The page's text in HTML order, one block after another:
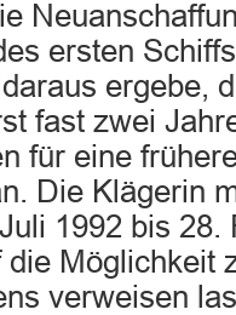
ersten
ergebe,
fast zwei
für eine
Die Klägerin
1992 bis 28.
Möglichkeit
verweisen